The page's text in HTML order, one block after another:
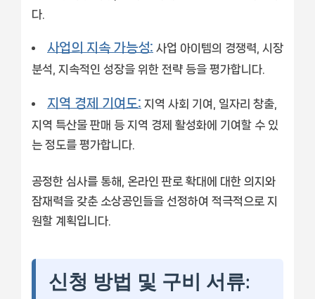
다.
사업의 지속 가능성: 사업 아이템의 경쟁력, 시장
분석, 지속적인 성장을 위한 전략 등을 평가합니다.
지역 경제 기여도: 지역 사회 기여, 일자리 창출,
지역 특산물 판매 등 지역 경제 활성화에 기여할 수 있
는 정도를 평가합니다.
공정한 심사를 통해, 온라인 판로 확대에 대한 의지와
잠재력을 갖춘 소상공인들을 선정하여 적극적으로 지
원할 계획입니다.
신청 방법 및 구비 서류: